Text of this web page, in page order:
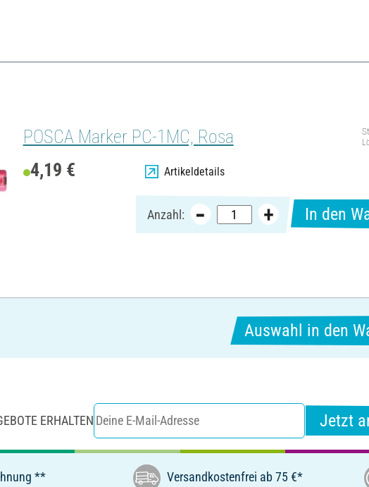
POSCA Marker PC-1MC, Rosa
4,19 € Artikeldetails
Anzahl: In den
Auswahl in den
ERHALTEN Jetzt
** Versandkostenfrei ab 75 €*